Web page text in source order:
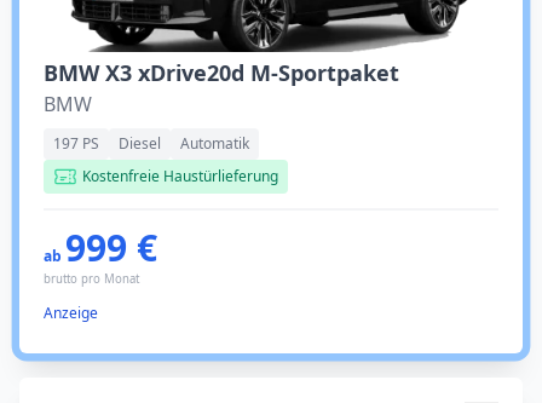
BMW X3 xDrive20d M-Sportpaket
BMW
197 PS Diesel
Automatik
Kostenfreie Haustürlieferung
ab 999 €
brutto pro Monat
Anzeige